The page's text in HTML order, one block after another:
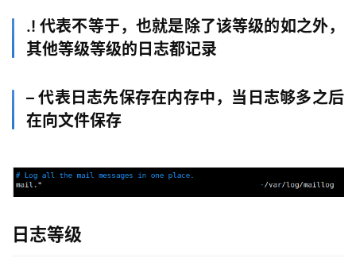
.! 代表不等于，也就是除了该等级的如之外，
其他等级等级的日志都记录
– 代表日志先保存在内存中，当日志够多之后
在向文件保存
日志等级